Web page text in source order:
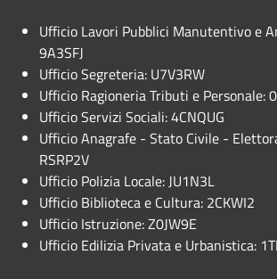
Ufficio Lavori Pubblici Manutentivo e
9A3SFJ
Ufficio Segreteria: U7V3RW
Ufficio Ragioneria Tributi e Personale:
Ufficio Servizi Sociali: 4CNQUG
Ufficio Anagrafe - Stato Civile -
RSRP2V
Ufficio Polizia Locale: JU1N3L
Ufficio Biblioteca e Cultura: 2CKWI2
Ufficio Istruzione: Z0JW9E
Ufficio Edilizia Privata e Urbanistica: